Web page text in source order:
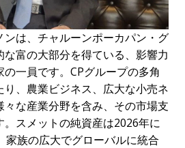
ンは、チャルーンポーカパン・グ
富の大部分を得ている、影響力
一員です。CPグループの多角
、農業ビジネス、広大な小売ネ
々な産業分野を含み、その市場支
スメットの純資産は2026年に
家族の広大でグローバルに統合